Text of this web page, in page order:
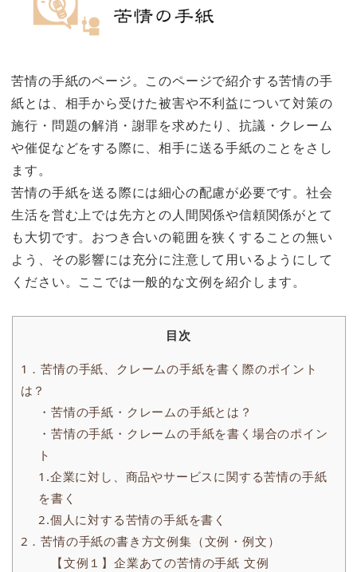
苦情の手紙のページ。このページで紹介する苦情の手
紙とは、相手から受けた被害や不利益について対策の
施行・問題の解消・謝罪を求めたり、抗議・クレーム
や催促などをする際に、相手に送る手紙のことをさし
ます。
苦情の手紙を送る際には細心の配慮が必要です。社会
生活を営む上では先方との人間関係や信頼関係がとて
も大切です。おつき合いの範囲を狭くすることの無い
よう、その影響には充分に注意して用いるようにして
ください。ここでは一般的な文例を紹介します。
目次
1．苦情の手紙、クレームの手紙を書く際のポイント
は？
・苦情の手紙・クレームの手紙とは？
・苦情の手紙・クレームの手紙を書く場合のポイン
ト
1.企業に対し、商品やサービスに関する苦情の手紙
を書く
2.個人に対する苦情の手紙を書く
2．苦情の手紙の書き方文例集（文例・例文）
【文例１】企業あての苦情の手紙 文例